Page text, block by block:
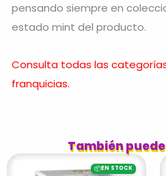
pensando siempre en
estado mint del producto.
Consulta todas las
franquicias.
También
📦EN STOCK